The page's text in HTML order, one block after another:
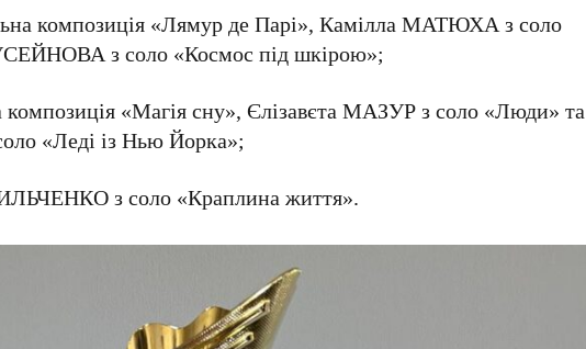
композиція «Лямур де Парі», Камілла МАТЮХА з соло
з соло «Космос під шкірою»;
композиція «Магія сну», Єлізавєта МАЗУР з соло «Люди» та
«Леді із Нью Йорка»;
з соло «Краплина життя».